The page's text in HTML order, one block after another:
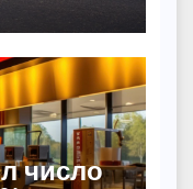
число